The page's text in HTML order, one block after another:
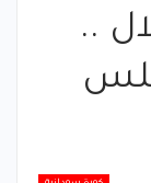
..